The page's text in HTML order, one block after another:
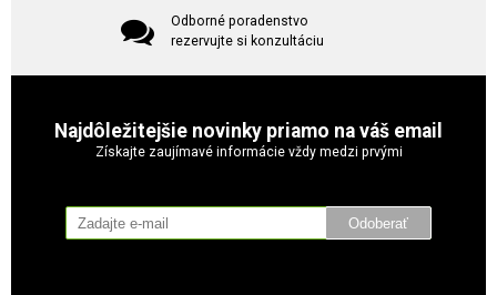
Odborné poradenstvo
rezervujte si konzultáciu
Najdôležitejšie novinky priamo na váš email
Získajte zaujímavé informácie vždy medzi prvými
Odoberať